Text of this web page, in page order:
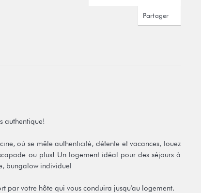
Partager
authentique!
où se mêle authenticité, détente et vacances, louez
ou plus! Un logement idéal pour des séjours à
bungalow individuel
par votre hôte qui vous conduira jusqu'au logement.